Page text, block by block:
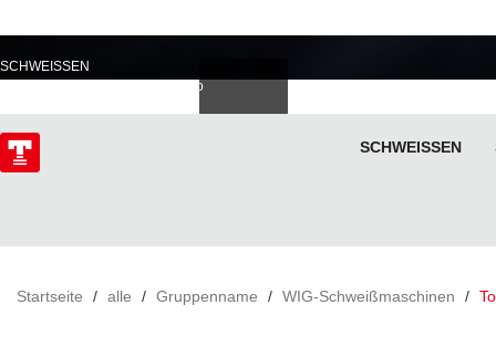
SCHWEISSEN
Italiano
SCHWEISSEN
Startseite / alle / Gruppenname / WIG-Schweißmaschinen /